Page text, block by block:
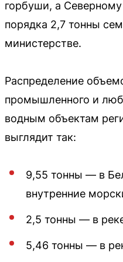
горбуши, а
порядка 2,7 тонны
министерстве.
Распределение
промышленного и
водным объектам
выглядит так:
9,55 тонны — в
внутренние
2,5 тонны — в
5,46 тонны — в